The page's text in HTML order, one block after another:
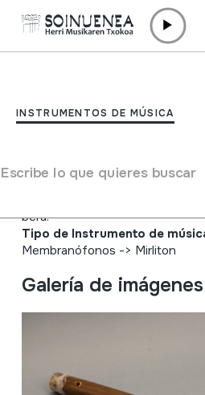
INSTRUMENTOS DE MÚSICA
Escribe lo que quieres buscar
Autor
bera.
Tipo de Instrumento de
Membranófonos -> Mirliton
Galería de imágenes